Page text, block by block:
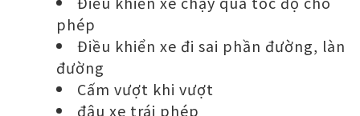
phép
Điều khiển xe đi sai phần đường, làn
đường
Cấm vượt khi vượt
đậu xe trái phép